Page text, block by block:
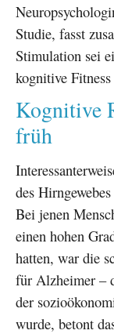
Studie, fasst
Stimulation sei
kognitive
Kognitive
früh
des
Bei jenen
einen hohen
hatten, war die
für Alzheimer –
der
wurde, betont